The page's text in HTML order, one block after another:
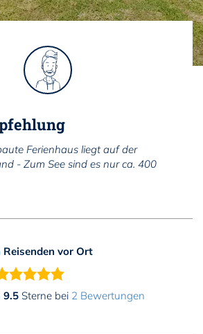
Ferienhaus liegt auf der
- Zum See sind es nur ca. 400
vor Ort
9.5 Sterne bei 2 Bewertungen